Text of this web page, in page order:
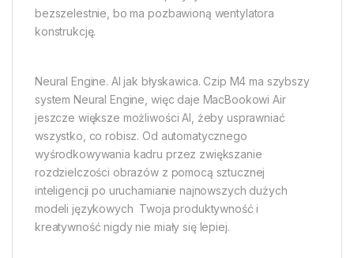
bezszelestnie, bo ma pozbawioną wentylatora
konstrukcję.
Neural Engine. AI jak błyskawica. Czip M4 ma szybszy
system Neural Engine, więc daje MacBookowi Air
jeszcze większe możliwości AI, żeby usprawniać
wszystko, co robisz. Od automatycznego
wyśrodkowywania kadru przez zwiększanie
rozdzielczości obrazów z pomocą sztucznej
inteligencji po uruchamianie najnowszych dużych
modeli językowych  Twoja produktywność i
kreatywność nigdy nie miały się lepiej.